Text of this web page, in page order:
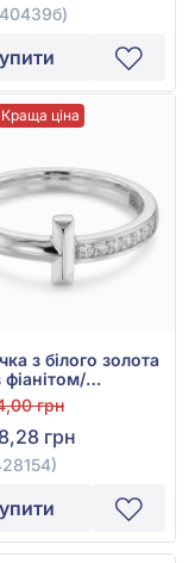
Краща ціна
з білого золота
фіанітом/
арт.
грн
грн